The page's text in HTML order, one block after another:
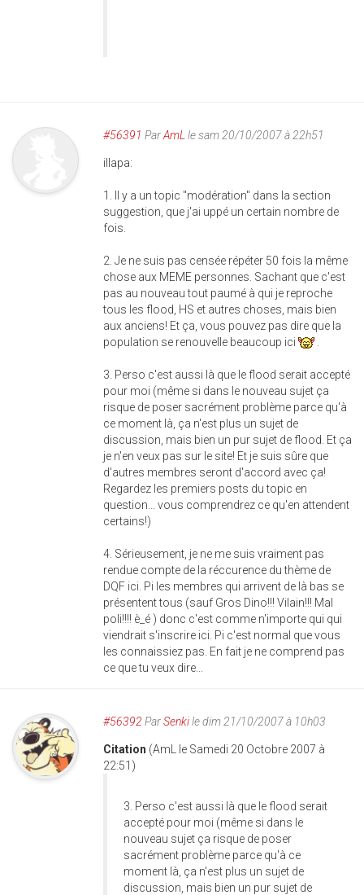
#56391 ParAmL le sam 20/10/2007 à 22h51
illapa:
1. Il y a un topic "modération" dans la section
suggestion, que j'ai uppé un certain nombre de
fois.
2. Je ne suis pas censée répéter 50 fois la même
chose aux MEME personnes. Sachant que c'est
pas au nouveau tout paumé à qui je reproche
tous les flood, HS et autres choses, mais bien
aux anciens! Et ça, vous pouvez pas dire que la
population se renouvelle beaucoup ici
3. Perso c'est aussi là que le flood serait accepté
pour moi (même si dans le nouveau sujet ça
risque de poser sacrément problème parce qu'à
ce moment là, ça n'est plus un sujet de
discussion, mais bien un pur sujet de flood. Et ça
je n'en veux pas sur le site! Et je suis sûre que
d'autres membres seront d'accord avec ça!
Regardez les premiers posts du topic en
question... vous comprendrez ce qu'en attendent
certains!)
4. Sérieusement, je ne me suis vraiment pas
rendue compte de la réccurence du thème de
DQF ici. Pi les membres qui arrivent de là bas se
présentent tous (sauf Gros Dino!!! Vilain!!! Mal
poli!!!! è_é ) donc c'est comme n'importe qui qui
viendrait s'inscrire ici. Pi c'est normal que vous
les connaissiez pas. En fait je ne comprend pas
ce que tu veux dire...
#56392 ParSenkile dim 21/10/2007 à 10h03
Citation (AmL le Samedi 20 Octobre 2007 à
22:51)
3. Perso c'est aussi là que le flood serait
accepté pour moi (même si dans le
nouveau sujet ça risque de poser
sacrément problème parce qu'à ce
moment là, ça n'est plus un sujet de
discussion, mais bien un pur sujet de